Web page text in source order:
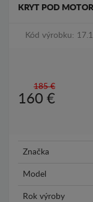
KRYT POD
Kód výrobku:
185 €
160 €
Značka
Model
Rok výroby